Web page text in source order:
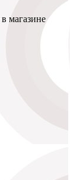
магазине